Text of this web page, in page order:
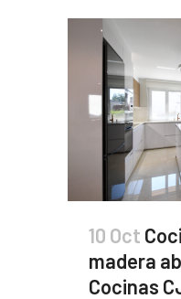
10 Oct
madera
Cocinas